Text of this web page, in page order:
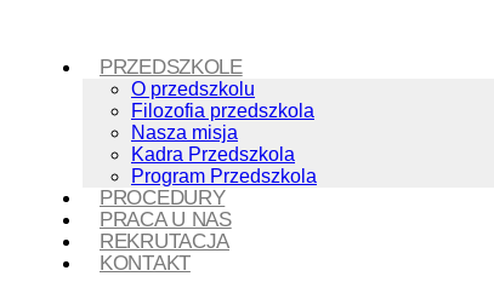
PRZEDSZKOLE
O przedszkolu
Filozofia przedszkola
Nasza misja
Kadra Przedszkola
Program Przedszkola
PROCEDURY
PRACA U NAS
REKRUTACJA
KONTAKT